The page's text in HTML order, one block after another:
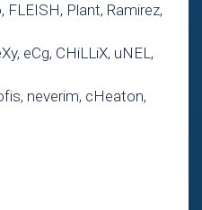
FLEISH, Plant, Ramirez,
eCg, CHiLLiX, uNEL,
neverim, cHeaton,